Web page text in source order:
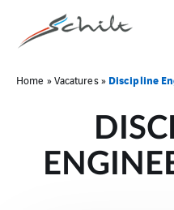
Home »Vacatures» Discipline